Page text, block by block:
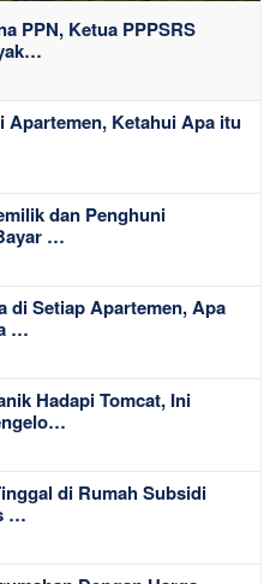
PPN, Ketua PPPSRS
Apartemen, Ketahui Apa itu
dan Penghuni
…
di Setiap Apartemen, Apa
…
Hadapi Tomcat, Ini
di Rumah Subsidi
…